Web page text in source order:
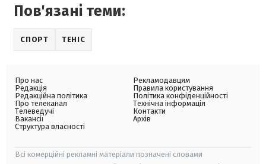
Пов'язані теми:
СПОРТ ТЕНІС
Про нас
Редакція
Редакційна політика
Про телеканал
Телеведучі
Вакансії
Структура власності
Рекламодавцям
Правила користування
Політика конфіденційності
Технічна інформація
Контакти
Архів
Всі комерційні рекламні матеріали позначені словами